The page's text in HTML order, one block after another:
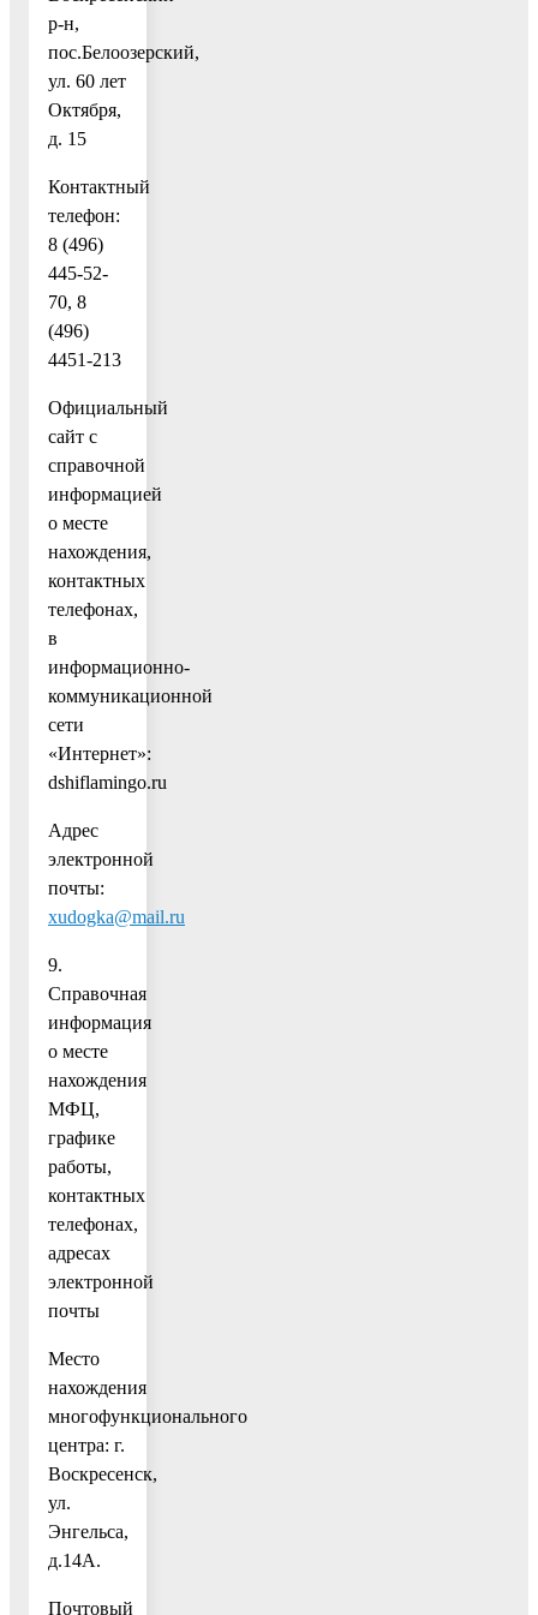
р-н,
пос.Белоозерский,
ул. 60 лет
Октября,
д. 15
Контактный
телефон:
8 (496)
445-52-
70, 8
(496)
4451-213
Официальный
сайт c
справочной
информацией
о месте
нахождения,
контактных
телефонах,
в
информационно-
коммуникационной
сети
«Интернет»:
dshiflamingo.ru
Адрес
электронной
почты:
xudogka@mail.ru
9.
Справочная
информация
о месте
нахождения
МФЦ,
графике
работы,
контактных
телефонах,
адресах
электронной
почты
Место
нахождения
многофункционального
центра: г.
Воскресенск,
ул.
Энгельса,
д.14А.
Почтовый